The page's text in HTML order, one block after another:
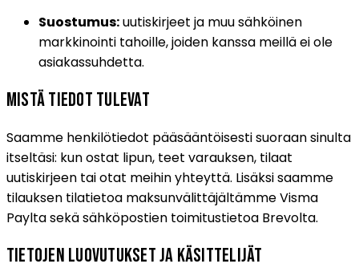
Suostumus:uutiskirjeet ja muu sähköinen
markkinointi tahoille, joiden kanssa meillä ei ole
asiakassuhdetta.
Mistä tiedot tulevat
Saamme henkilötiedot pääsääntöisesti suoraan sinulta
itseltäsi: kun ostat lipun, teet varauksen, tilaat
uutiskirjeen tai otat meihin yhteyttä. Lisäksi saamme
tilauksen tilatietoa maksunvälittäjältämme Visma
Paylta sekä sähköpostien toimitustietoa Brevolta.
Tietojen luovutukset ja käsittelijät